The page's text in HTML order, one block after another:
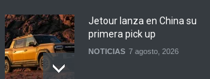
Jetour lanza en China su
primera pick up
NOTICIAS 7 agosto, 2026